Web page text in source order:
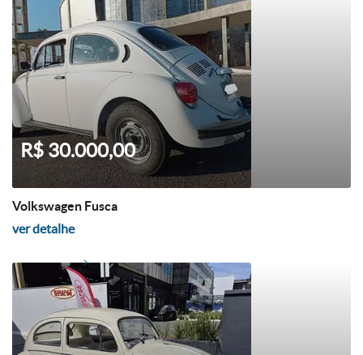
R$ 30.000,00
Volkswagen Fusca
ver detalhe